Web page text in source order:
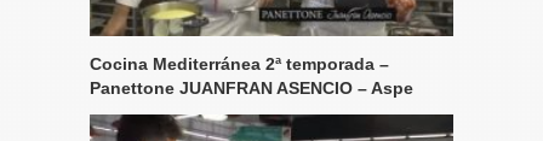
Cocina Mediterránea 2ª temporada –
Panettone JUANFRAN ASENCIO – Aspe